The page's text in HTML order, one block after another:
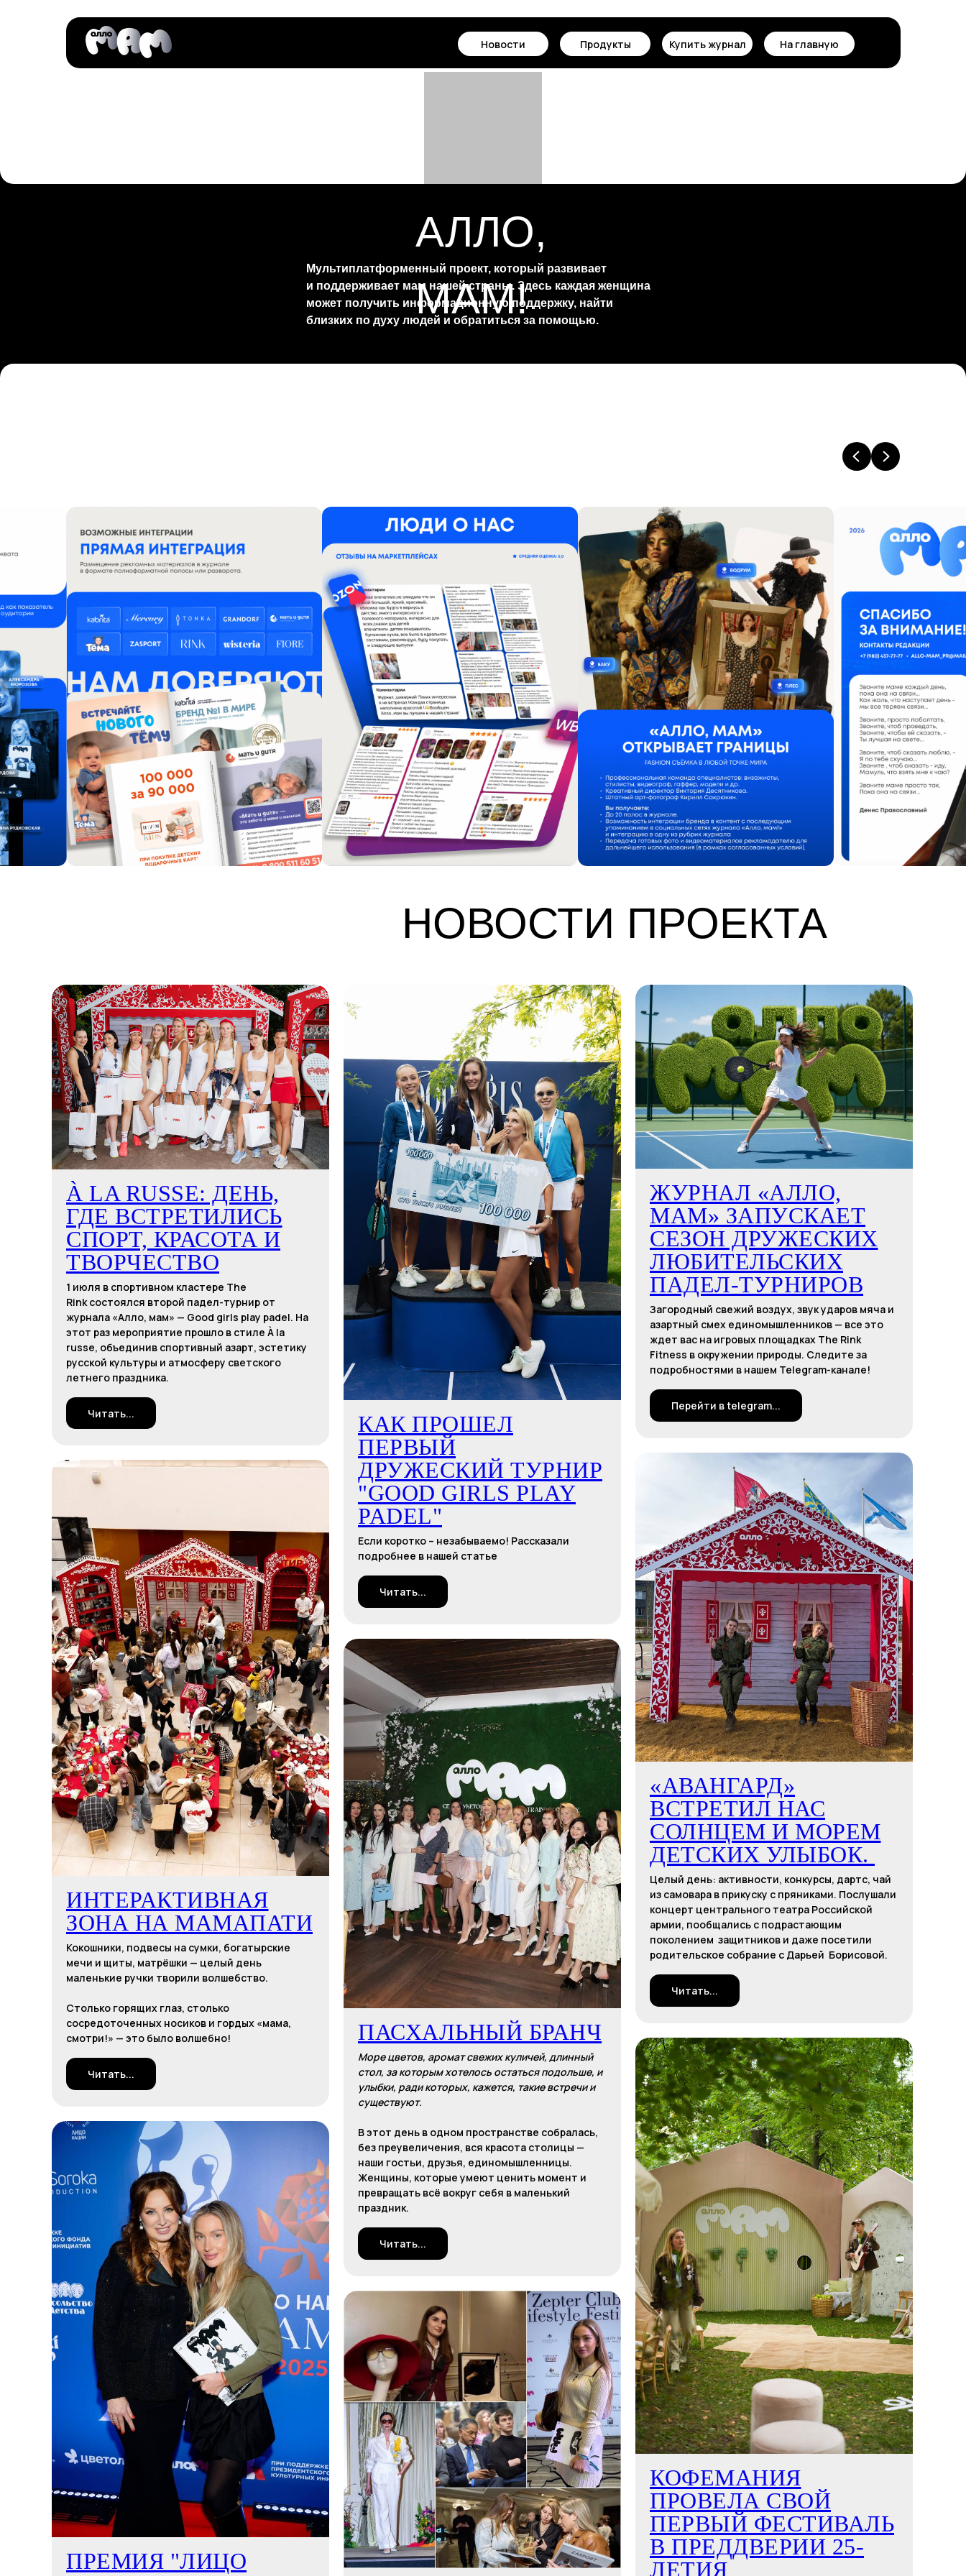
Новости Продукты Купить журнал На главную
Мультиплатформенный проект, который развивает
и поддерживает мам нашей страны. Здесь каждая женщина
может получить информационную поддержку, найти
близких по духу людей и обратиться за помощью.
АЛЛО,
МАМ!
НОВОСТИ ПРОЕКТА
À LA RUSSE: ДЕНЬ,
ГДЕ ВСТРЕТИЛИСЬ
СПОРТ, КРАСОТА И
ТВОРЧЕСТВО
1 июля в спортивном кластере The
Rink состоялся второй падел-турнир от
журнала «Алло, мам» — Good girls play padel. На
этот раз мероприятие прошло в стиле À la
russe, объединив спортивный азарт, эстетику
русской культуры и атмосферу светского
летнего праздника.
Читать...
КАК ПРОШЕЛ
ПЕРВЫЙ
ДРУЖЕСКИЙ ТУРНИР
"GOOD GIRLS PLAY
PADEL"
Если коротко – незабываемо! Рассказали
подробнее в нашей статье
Читать...
ЖУРНАЛ «АЛЛО,
МАМ» ЗАПУСКАЕТ
СЕЗОН ДРУЖЕСКИХ
ЛЮБИТЕЛЬСКИХ
ПАДЕЛ-ТУРНИРОВ
Загородный свежий воздух, звук ударов мяча и
азартный смех единомышленников — все это
ждет вас на игровых площадках The Rink
Fitness в окружении природы. Следите за
подробностями в нашем Telegram-канале!
Перейти в telegram...
«АВАНГАРД»
ВСТРЕТИЛ НАС
СОЛНЦЕМ И МОРЕМ
ДЕТСКИХ УЛЫБОК.
Целый день: активности, конкурсы, дартс, чай
из самовара в прикуску с пряниками. Послушали
концерт центрального театра Российской
армии, пообщались с подрастающим
поколением защитников и даже посетили
родительское собрание с Дарьей Борисовой.
Читать...
ИНТЕРАКТИВНАЯ
ЗОНА НА МАМАПАТИ
Кокошники, подвесы на сумки, богатырские
мечи и щиты, матрёшки — целый день
маленькие ручки творили волшебство.
Столько горящих глаз, столько
сосредоточенных носиков и гордых «мама,
смотри!» — это было волшебно!
Читать...
ПАСХАЛЬНЫЙ БРАНЧ
Море цветов, аромат свежих куличей, длинный
стол, за которым хотелось остаться подольше, и
улыбки, ради которых, кажется, такие встречи и
существуют.
В этот день в одном пространстве собралась,
без преувеличения, вся красота столицы —
наши гостьи, друзья, единомышленницы.
Женщины, которые умеют ценить момент и
превращать всё вокруг себя в маленький
праздник.
Читать...
КОФЕМАНИЯ
ПРОВЕЛА СВОЙ
ПЕРВЫЙ ФЕСТИВАЛЬ
В ПРЕДДВЕРИИ 25-
ЛЕТИЯ
ПРЕМИЯ "ЛИЦО